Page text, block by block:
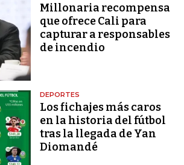
Millonaria recompensa
que ofrece Cali para
capturar a responsables
de incendio
DEPORTES
Los fichajes más caros
en la historia del fútbol
tras la llegada de Yan
Diomandé